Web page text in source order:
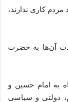
کاری ندارند،
آن‌ها به حضرت
به امام حسین و
دولتی و سیاسی